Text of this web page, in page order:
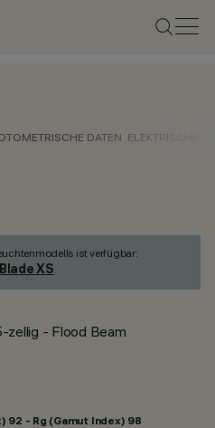
DATEN ELEKTRISCHE
ist verfügbar:
XS.
zellig - Flood Beam
92 - Rg (Gamut Index) 98